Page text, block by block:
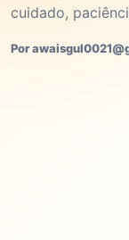
cuidado,
Por